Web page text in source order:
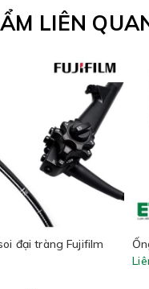
LIÊN
đại tràng Fujifilm